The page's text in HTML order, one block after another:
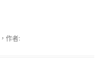
，作者: